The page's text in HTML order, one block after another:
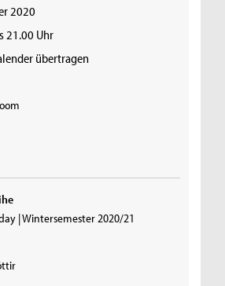
2020
21.00 Uhr
übertragen
| Wintersemester 2020/21